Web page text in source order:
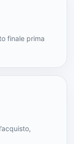
finale prima